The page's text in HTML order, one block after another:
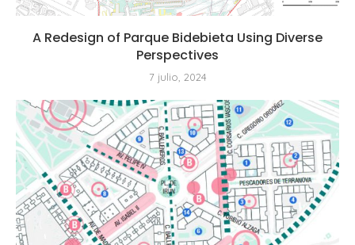
A Redesign of Parque Bidebieta Using Diverse
Perspectives
7 julio, 2024